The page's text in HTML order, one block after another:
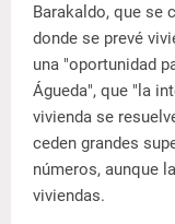
Barakaldo, que se
donde se prevé
una "oportunidad
Águeda", que "la
vivienda se
ceden grandes
números, aunque
viviendas.